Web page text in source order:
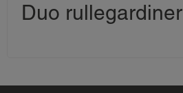
Duo rullegardiner